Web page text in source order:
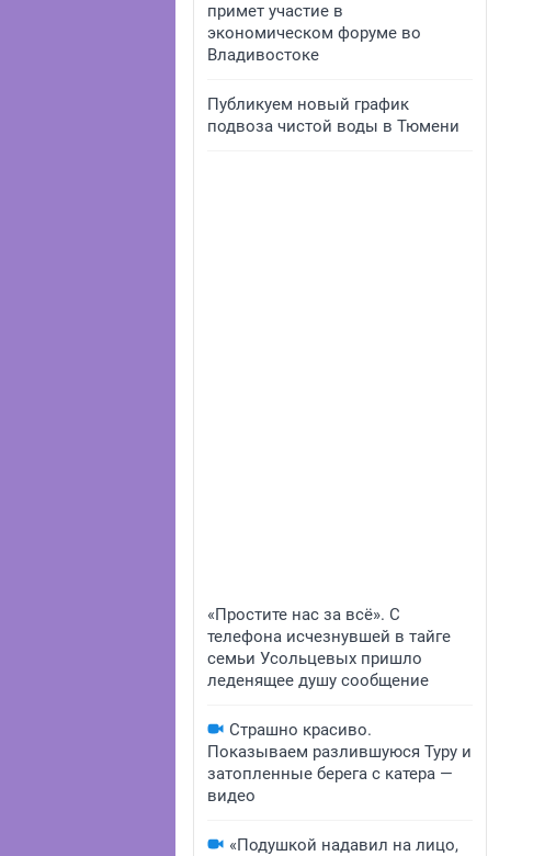
примет участие в
экономическом форуме во
Владивостоке
Публикуем новый график
подвоза чистой воды в Тюмени
«Простите нас за всё». С
телефона исчезнувшей в тайге
семьи Усольцевых пришло
леденящее душу сообщение
Страшно красиво.
Показываем разлившуюся Туру и
затопленные берега с катера —
видео
«Подушкой надавил на лицо,